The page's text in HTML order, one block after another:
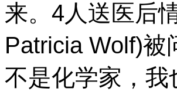
来。 4人送医后
Patricia Wolf)
不是化学家，